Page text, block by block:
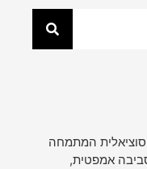
המתמחה
אמפטית,